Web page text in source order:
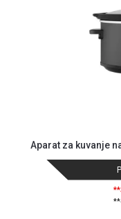
Aparat za kuvanje